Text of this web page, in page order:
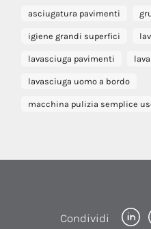
asciugatura pavimenti
igiene grandi superfici
lavasciuga pavimenti
lavasciuga uomo a bordo
macchina pulizia semplice
Condividi